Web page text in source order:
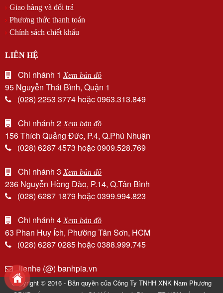
Giao hàng và đổi trả
Phương thức thanh toán
Chính sách chiết khấu
LIÊN HỆ
Chi nhánh 1Xem bản đồ
95 Nguyễn Thái Bình, Quận 1
(028) 2253 3774 hoặc 0963.313.849
Chi nhánh 2Xem bản đồ
156 Thích Quảng Đức, P.4, Q.Phú Nhuận
(028) 6287 4573 hoặc 0909.528.769
Chi nhánh 3Xem bản đồ
236 Nguyễn Hồng Đào, P.14, Q.Tân Bình
(028) 6287 1879 hoặc 0399.994.823
Chi nhánh 4Xem bản đồ
63 Phan Huy Ích, Phường Tân Sơn, HCM
(028) 6287 0285 hoặc 0388.999.745
lienhe (@) banhpia.vn
Copyright © 2016 - Bản quyền của Công Ty TNHH XNK Nam Phương